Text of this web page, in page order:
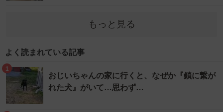
もっと見る
よく読まれている記事
1
おじいちゃんの家に行くと、なぜか『鎖に繋が
れた犬』がいて…思わず…